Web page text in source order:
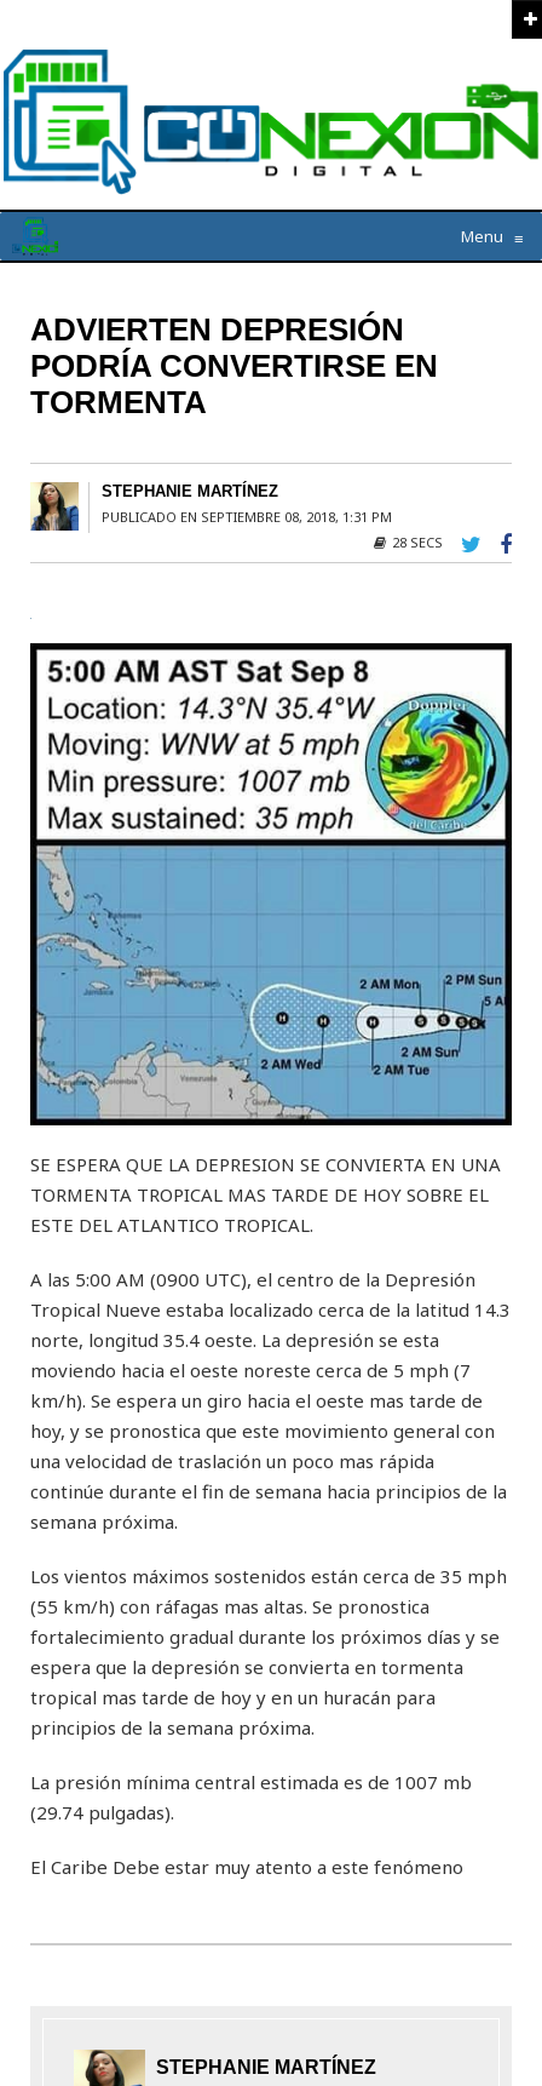
Menu ≡
ADVIERTEN DEPRESIÓN
PODRÍA CONVERTIRSE EN
TORMENTA
STEPHANIE MARTÍNEZ
PUBLICADO EN SEPTIEMBRE 08, 2018, 1:31 PM
28 SECS
SE ESPERA QUE LA DEPRESION SE CONVIERTA EN UNA
TORMENTA TROPICAL MAS TARDE DE HOY SOBRE EL
ESTE DEL ATLANTICO TROPICAL.
A las 5:00 AM (0900 UTC), el centro de la Depresión
Tropical Nueve estaba localizado cerca de la latitud 14.3
norte, longitud 35.4 oeste. La depresión se esta
moviendo hacia el oeste noreste cerca de 5 mph (7
km/h). Se espera un giro hacia el oeste mas tarde de
hoy, y se pronostica que este movimiento general con
una velocidad de traslación un poco mas rápida
continúe durante el fin de semana hacia principios de la
semana próxima.
Los vientos máximos sostenidos están cerca de 35 mph
(55 km/h) con ráfagas mas altas. Se pronostica
fortalecimiento gradual durante los próximos días y se
espera que la depresión se convierta en tormenta
tropical mas tarde de hoy y en un huracán para
principios de la semana próxima.
La presión mínima central estimada es de 1007 mb
(29.74 pulgadas).
El Caribe Debe estar muy atento a este fenómeno
STEPHANIE MARTÍNEZ